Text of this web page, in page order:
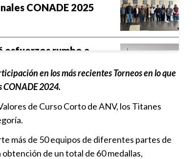
CONADE 2025
esfuerzos rumbo a
cinco torneos de
en los más recientes Torneos en lo que
2024.
de Curso Corto de ANV, los Titanes
más de 50 equipos de diferentes partes de
de un total de 60 medallas,